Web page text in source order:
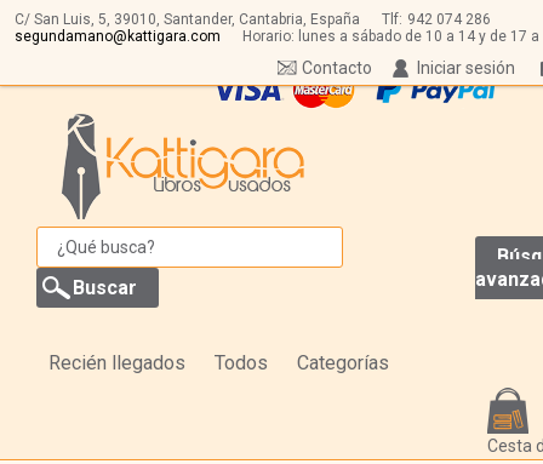
C/ San Luis, 5, 39010, Santander, Cantabria, España Tlf: 942 074 286
segundamano@kattigara.com
Horario: lunes a sábado de 10 a 14 y de 17 a
Iniciar sesión
Contacto
Recién llegados Todos Categorías
Cesta